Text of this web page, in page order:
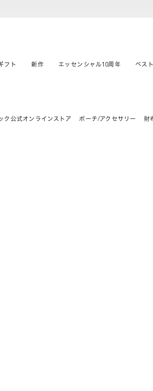
フト 新作 エッセンシャル10周年 ベス
ク公式オンラインストア ポーチ/アクセサリー 財